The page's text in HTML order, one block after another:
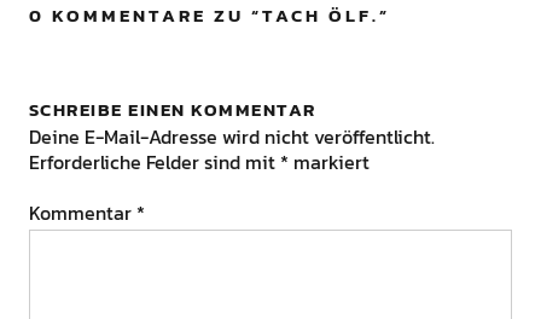
0 KOMMENTARE ZU “TACH ÖLF.”
SCHREIBE EINEN KOMMENTAR
Deine E-Mail-Adresse wird nicht veröffentlicht.
Erforderliche Felder sind mit * markiert
Kommentar *